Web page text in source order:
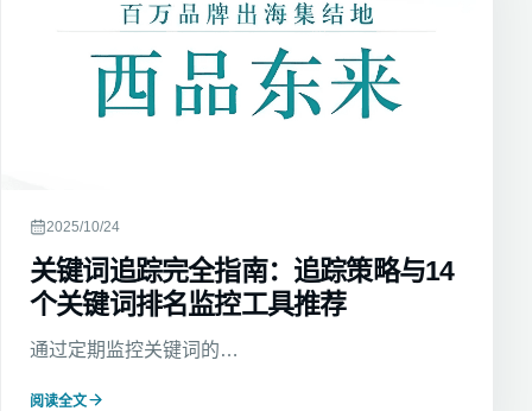
2025/10/24
关键词追踪完全指南：追踪策略与14
个关键词排名监控工具推荐
通过定期监控关键词的…
阅读全文